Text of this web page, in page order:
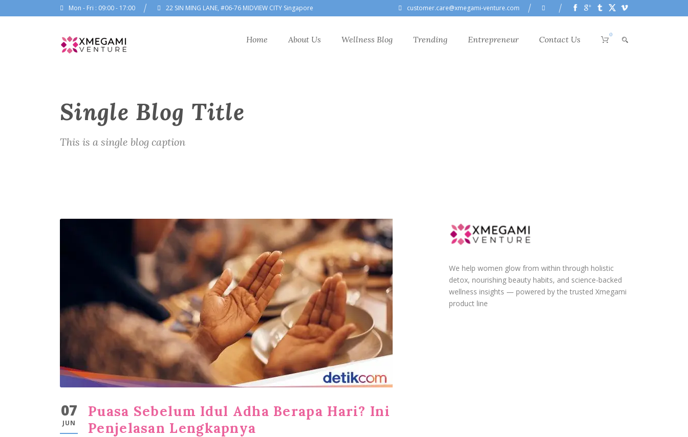
Mon - Fri : 09:00 - 17:00 22 SIN MING LANE, #06-76 MIDVIEW CITY Singapore customer.care@xmegami-venture.com
Home About Us Wellness Blog Trending Entrepreneur Contact Us 0
Single Blog Title
This is a single blog caption
07
JUN
Puasa Sebelum Idul Adha Berapa Hari? Ini
Penjelasan Lengkapnya
We help women glow from within through holistic
detox, nourishing beauty habits, and science-backed
wellness insights — powered by the trusted Xmegami
product line